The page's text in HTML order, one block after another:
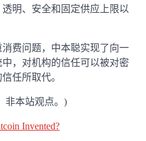
明、安全和固定供应上限以
费问题，中本聪实现了向一
，对机构的信任可以被对密
任所取代。
非本站观点。)
Invented?